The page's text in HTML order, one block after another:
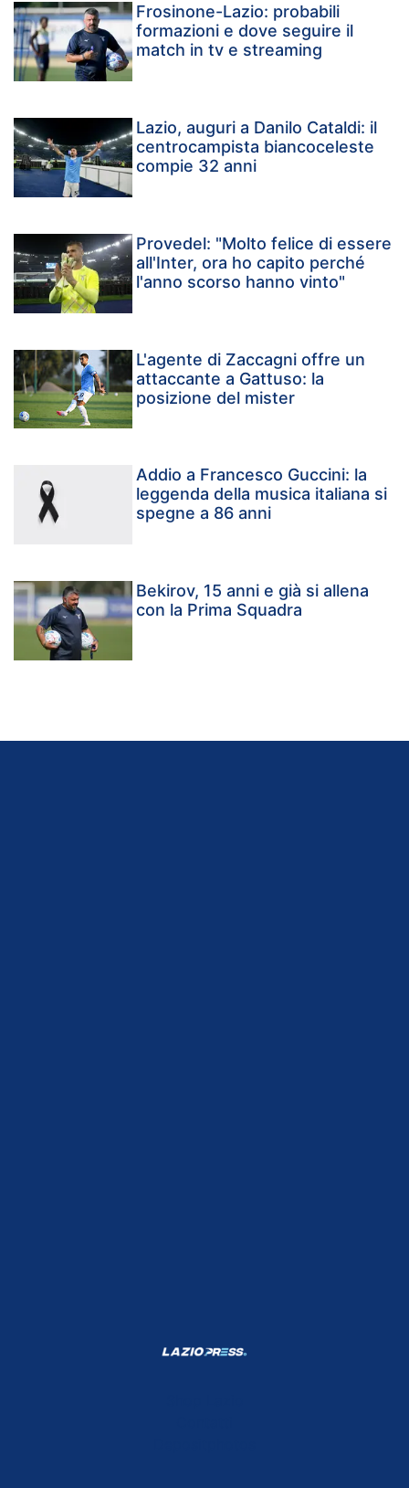
Frosinone-Lazio: probabili
formazioni e dove seguire il
match in tv e streaming
Lazio, auguri a Danilo Cataldi: il
centrocampista biancoceleste
compie 32 anni
Provedel: "Molto felice di essere
all'Inter, ora ho capito perché
l'anno scorso hanno vinto"
L'agente di Zaccagni offre un
attaccante a Gattuso: la
posizione del mister
Addio a Francesco Guccini: la
leggenda della musica italiana si
spegne a 86 anni
Bekirov, 15 anni e già si allena
con la Prima Squadra